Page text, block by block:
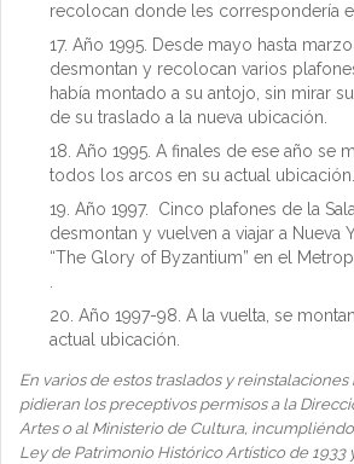
recolocan donde les correspondería
Año 1995. Desde mayo hasta
desmontan y recolocan varios
había montado a su antojo, sin mirar
de su traslado a la nueva ubicación.
Año 1995. A finales de ese año se
todos los arcos en su actual ubicación.
Año 1997. Cinco plafones de la
desmontan y vuelven a viajar a Nueva
“The Glory of Byzantium” en el
.
Año 1997-98. A la vuelta, se
actual ubicación.
En varios de estos traslados y
pidieran los preceptivos permisos a la
Artes o al Ministerio de Cultura,
Ley de Patrimonio Histórico Artístico de 1933